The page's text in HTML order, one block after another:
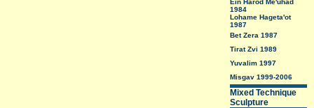
Ein Harod Me'uhad
1984
Lohame Hageta'ot
1987
Bet Zera 1987
Tirat Zvi 1989
Yuvalim 1997
Misgav 1999-2006
Mixed Technique
Sculpture